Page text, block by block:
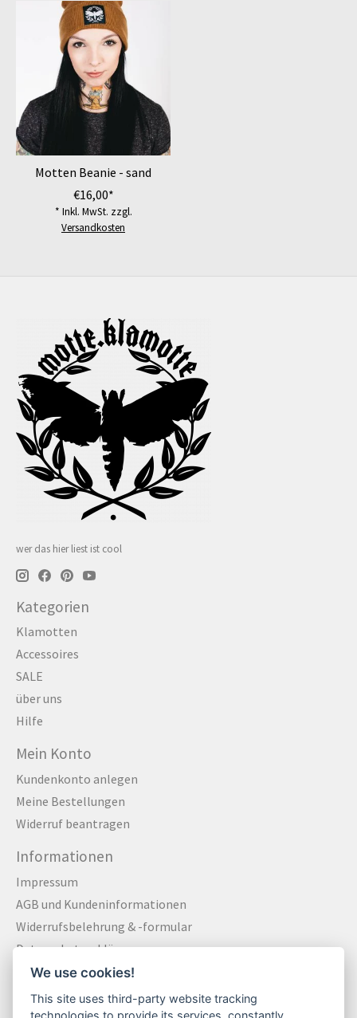
Produkt-Karussell-Artikel
Motten Beanie - sand
€16,00*
* Inkl. MwSt. zzgl.
Versandkosten
wer das hier liest ist cool
Kategorien
Klamotten
Accessoires
SALE
über uns
Hilfe
Mein Konto
Kundenkonto anlegen
Meine Bestellungen
Widerruf beantragen
Informationen
Impressum
AGB und Kundeninformationen
Widerrufsbelehrung & -formular
Datenschutzerklärung
Zahlungsarten
Versandkosten und Versandinformationen
We use cookies!
This site uses third-party website tracking